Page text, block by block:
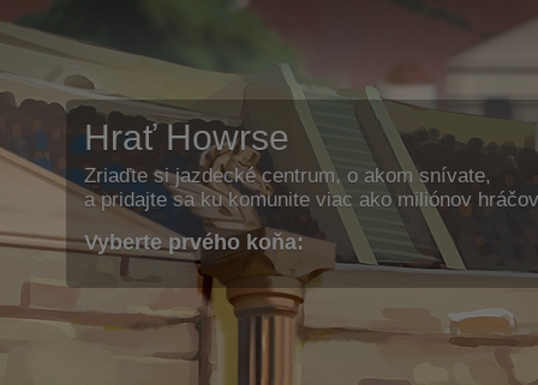
Hrať Howrse
Zriaďte si jazdecké centrum, o akom snívate,
a pridajte sa ku komunite viac ako miliónov
Vyberte prvého koňa: